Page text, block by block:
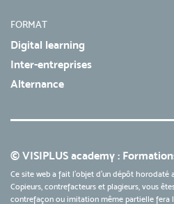
FORMAT
Digital learning
Inter-entreprises
Alternance
© VISIPLUS academy :
Ce site web a fait l'objet d'un dépôt horodaté
Copieurs, contrefacteurs et plagieurs, vous
contrefaçon ou imitation même partielle fera